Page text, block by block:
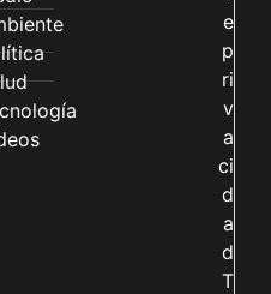
EN
SUS
QUE
CREAN’
e
p
ri
v
a
ci
d
a
d
T